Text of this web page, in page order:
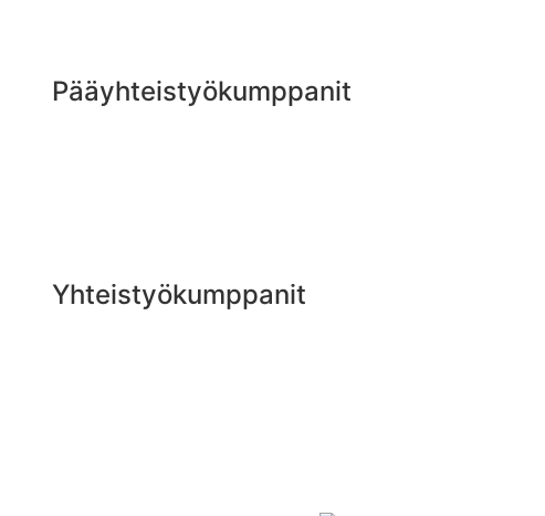
Pääyhteistyökumppanit
Yhteistyökumppanit